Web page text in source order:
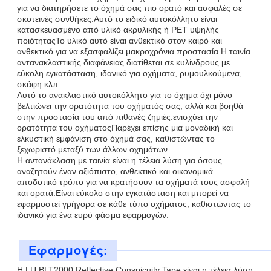
για να διατηρήσετε το όχημά σας πιο ορατό και ασφαλές σε
σκοτεινές συνθήκες.Αυτό το ειδικό αυτοκόλλητο είναι
κατασκευασμένο από υλικό ακρυλικής ή PET υψηλής
ποιότηταςΤο υλικό αυτό είναι ανθεκτικό στον καιρό και
ανθεκτικό για να εξασφαλίζει μακροχρόνια προστασία.Η ταινία
αντανακλαστικής διαφάνειας διατίθεται σε κυλίνδρους με
εύκολη εγκατάσταση, ιδανικό για οχήματα, ρυμουλκούμενα,
σκάφη κλπ.
Αυτό το ανακλαστικό αυτοκόλλητο για το όχημα όχι μόνο
βελτιώνει την ορατότητα του οχήματός σας, αλλά και βοηθά
στην προστασία του από πιθανές ζημιές.ενισχύει την
ορατότητα του οχήματοςΠαρέχει επίσης μια μοναδική και
ελκυστική εμφάνιση στο όχημά σας, καθιστώντας το
ξεχωριστό μεταξύ των άλλων οχημάτων.
Η αντανάκλαση με ταινία είναι η τέλεια λύση για όσους
αναζητούν έναν αξιόπιστο, ανθεκτικό και οικονομικά
αποδοτικό τρόπο για να κρατήσουν τα οχήματά τους ασφαλή
και ορατά.Είναι εύκολο στην εγκατάσταση και μπορεί να
εφαρμοστεί γρήγορα σε κάθε τύπο οχήματος, καθιστώντας το
ιδανικό για ένα ευρύ φάσμα εφαρμογών.
Εφαρμογές: